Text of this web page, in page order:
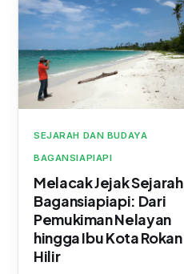
SEJARAH DAN BUDAYA
BAGANSIAPIAPI
Melacak Jejak Sejarah
Bagansiapiapi: Dari
Pemukiman Nelayan
hingga Ibu Kota Rokan
Hilir